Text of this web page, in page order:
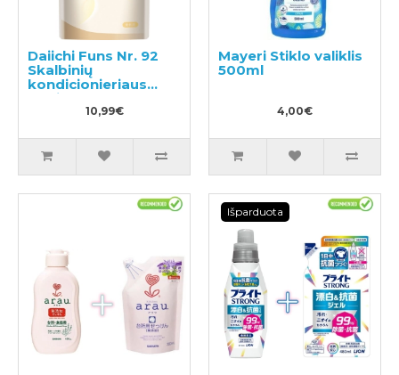
Daiichi Funs Nr. 92
Skalbinių
kondicionieriaus
papildymas 480ml
10,99€
Mayeri Stiklo valiklis
500ml
4,00€
Išparduota